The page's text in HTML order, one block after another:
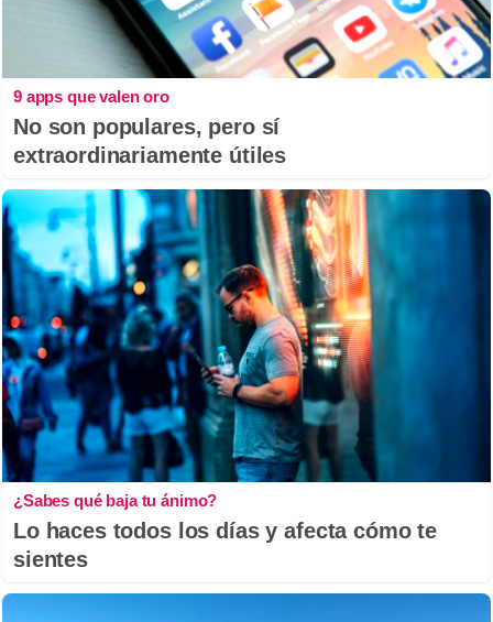
9 apps que valen oro
No son populares, pero sí
extraordinariamente útiles
¿Sabes qué baja tu ánimo?
Lo haces todos los días y afecta cómo te
sientes